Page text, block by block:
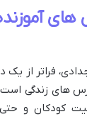
فراتر از یک
های زندگی
کودکان و حتی